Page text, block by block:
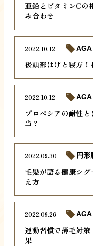
亜鉛とビタミンCの
み合わせ
後頭部はげと寝方
2022.10.12 AGA
プロペシアの耐性
当？
2022.10.12 AGA
毛髪が語る健康シ
え方
2022.09.30 円形
運動習慣で薄毛対
果
2022.09.26 AGA